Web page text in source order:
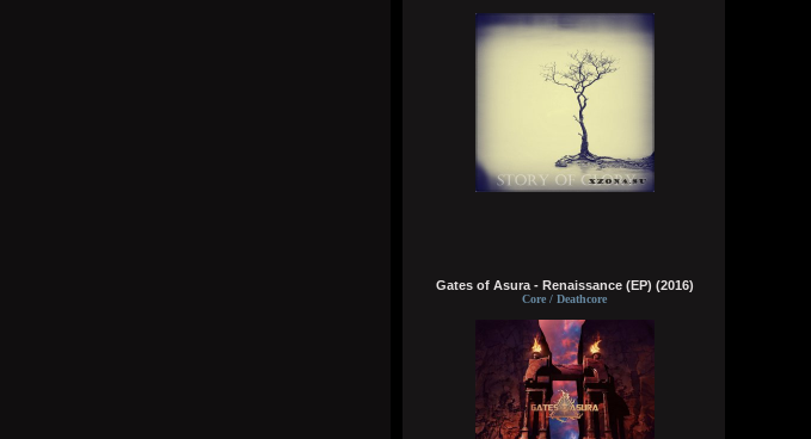
Говоришь ты это мне не зря,
Сердце у тебя я забрала
Эй наринаринэла ай дари дари дари
Эй наринаринэла ай дари дари дари
Wirtuozik
Вчера в 16:12:44
Вот долбаеб. Прав он во всем. Ещё и все
про меня знает)
Wirtuozik
Вчера в 16:12:17
Gates of Asura - Renaissance (EP) (2016)
Core / Deathcore